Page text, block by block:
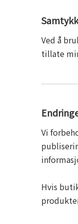
Ved å
tillate
Vi
Hvis